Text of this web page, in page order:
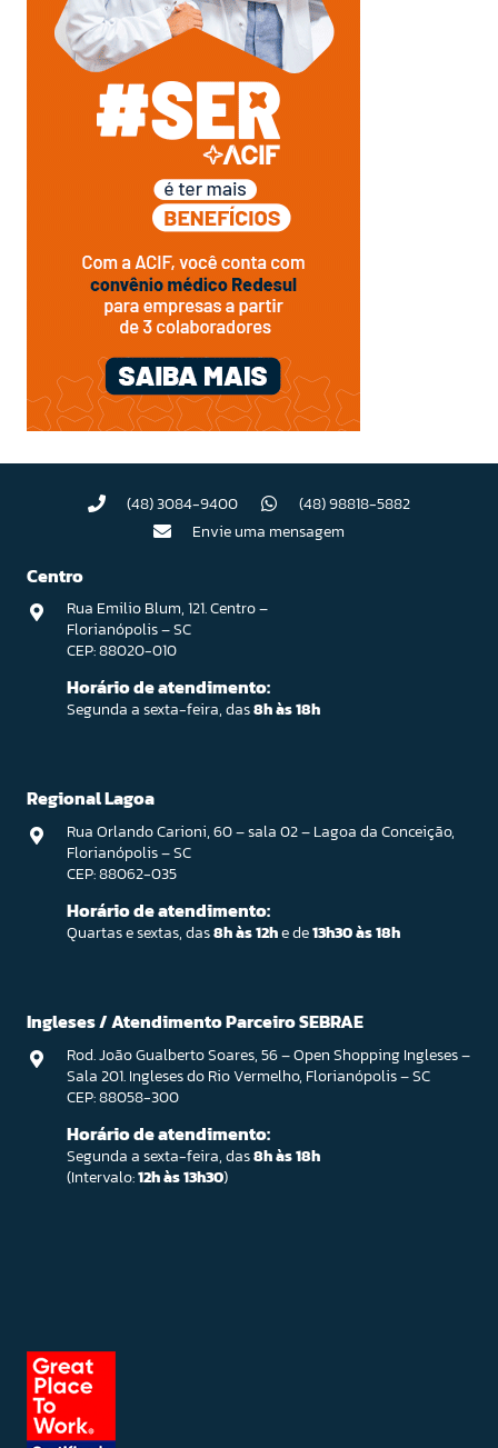
(48) 3084-9400
(48) 98818-5882
Envie uma mensagem
Centro
Rua Emilio Blum, 121. Centro –
Florianópolis – SC
CEP: 88020-010
Horário de atendimento:
Segunda a sexta-feira, das8h às 18h
Regional Lagoa
Rua Orlando Carioni, 60 – sala 02 – Lagoa da Conceição,
Florianópolis – SC
CEP: 88062-035
Horário de atendimento:
Quartas e sextas, das8h às 12he de13h30 às 18h
Ingleses / Atendimento Parceiro SEBRAE
Rod. João Gualberto Soares, 56 – Open Shopping Ingleses –
Sala 201. Ingleses do Rio Vermelho, Florianópolis – SC
CEP: 88058-300
Horário de atendimento:
Segunda a sexta-feira, das8h às 18h
(Intervalo:12h às 13h30)